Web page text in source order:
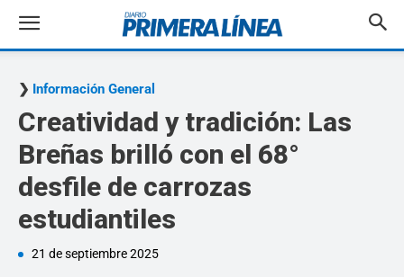
Información General
Creatividad y tradición: Las
Breñas brilló con el 68°
desfile de carrozas
estudiantiles
21 de septiembre 2025